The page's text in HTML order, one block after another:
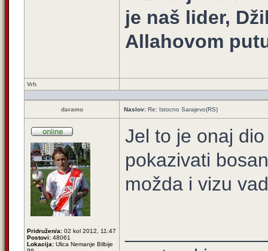
je naš lider,
Allahovom
Vrh
daramo Naslov: Re: Istocno Sarajevo(RS)
Pridružen/a: 02 kol 2012, 11:47
Postovi: 48061
Lokacija: Ulica Nemanje Bilbije
Jel to je onaj
pokazivati
možda i vizu